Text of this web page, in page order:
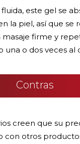
este gel se
la piel, así que se
firme y
o dos veces al
Contras
creen que su
con otros